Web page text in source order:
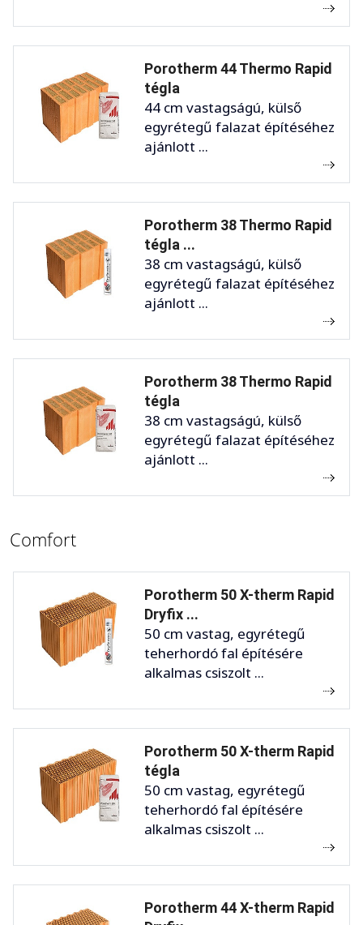
Porotherm 44 Thermo Rapid
tégla
44 cm vastagságú, külső
egyrétegű falazat építéséhez
ajánlott ...
Porotherm 38 Thermo Rapid
tégla ...
38 cm vastagságú, külső
egyrétegű falazat építéséhez
ajánlott ...
Porotherm 38 Thermo Rapid
tégla
38 cm vastagságú, külső
egyrétegű falazat építéséhez
ajánlott ...
Comfort
Porotherm 50 X-therm Rapid
Dryfix ...
50 cm vastag, egyrétegű
teherhordó fal építésére
alkalmas csiszolt ...
Porotherm 50 X-therm Rapid
tégla
50 cm vastag, egyrétegű
teherhordó fal építésére
alkalmas csiszolt ...
Porotherm 44 X-therm Rapid